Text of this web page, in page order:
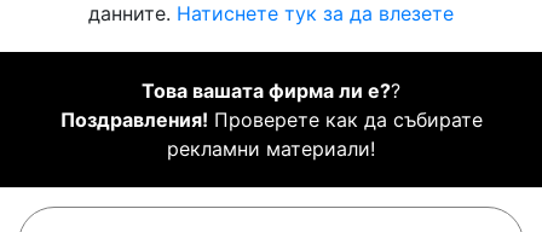
данните. Натиснете тук за да влезете
Това вашата фирма ли е??
Поздравления! Проверете как да събирате
рекламни материали!